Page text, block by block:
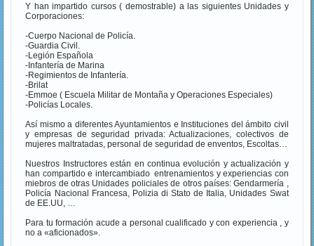
Y han impartido cursos ( demostrable) a las siguientes Unidades y
Corporaciones:
-Cuerpo Nacional de Policía.
-Guardia Civil.
-Legión Española
-Infantería de Marina
-Regimientos de Infantería.
-Brilat
-Emmoe ( Escuela Militar de Montaña y Operaciones Especiales)
-Policías Locales.
Así mismo a diferentes Ayuntamientos e Instituciones del ámbito civil
y empresas de seguridad privada: Actualizaciones, colectivos de
mujeres maltratadas, personal de seguridad de enventos, Escoltas…
Nuestros Instructores están en continua evolución y actualización y
han compartido e intercambiado entrenamientos y experiencias con
miebros de otras Unidades policiales de otros países: Gendarmería ,
Policía Nacional Francesa, Polizia di Stato de Italia, Unidades Swat
de EE.UU, …
Para tu formación acude a personal cualificado y con experiencia , y
no a «aficionados».